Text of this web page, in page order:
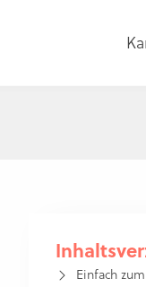
Einfach